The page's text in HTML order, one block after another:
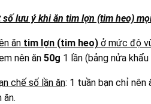
số lưu ý khi ăn tim lợn (tim heo)
ăntim lợn (tim heo)ở mức độ
nên ăn 50g 1 lần (bảng nửa
chế số lần ăn: 1 tuần bạn chỉ nên
ăn.